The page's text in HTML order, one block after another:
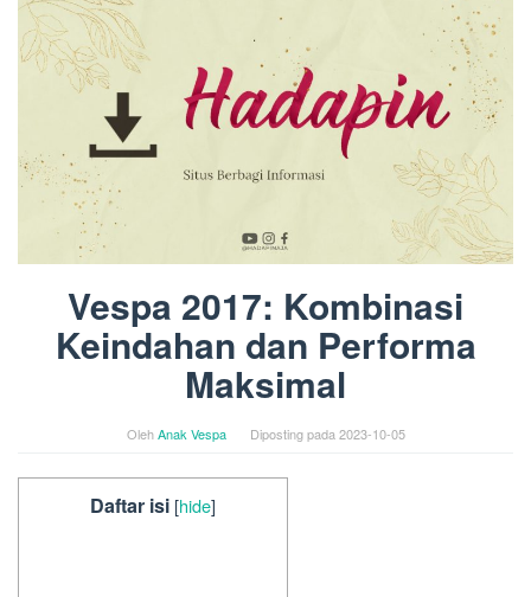
Vespa 2017: Kombinasi
Keindahan dan Performa
Maksimal
OlehAnak Vespa Diposting pada 2023-10-05
Daftar isi [hide]